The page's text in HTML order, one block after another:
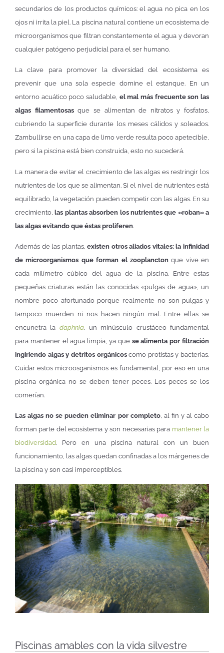
secundarios de los productos químicos: el agua no pica en los
ojos ni irrita la piel. La piscina natural contiene un ecosistema de
microorganismos que filtran constantemente el agua y devoran
cualquier patógeno perjudicial para el ser humano.
La clave para promover la diversidad del ecosistema es
prevenir que una sola especie domine el estanque. En un
entorno acuático poco saludable, el mal más frecuente son las
algas filamentosasque se alimentan de nitratos y fosfatos,
cubriendo la superficie durante los meses cálidos y soleados.
Zambullirse en una capa de limo verde resulta poco apetecible,
pero si la piscina está bien construida, esto no sucederá.
La manera de evitar el crecimiento de las algas es restringir los
nutrientes de los que se alimentan. Si el nivel de nutrientes está
equilibrado, la vegetación pueden competir con las algas. En su
crecimiento,las plantas absorben los nutrientes que «roban» a
las algas evitando que éstas proliferen.
Además de las plantas,existen otros aliados vitales: la infinidad
de microorganismos que forman el zooplanctonque vive en
cada milímetro cúbico del agua de la piscina. Entre estas
pequeñas criaturas están las conocidas «pulgas de agua», un
nombre poco afortunado porque realmente no son pulgas y
tampoco muerden ni nos hacen ningún mal. Entre ellas se
encunetra la daphnia, un minúsculo crustáceo fundamental
para mantener el agua limpia, ya que se alimenta por filtración
ingiriendo algas y detritos orgánicoscomo protistas y bacterias.
Cuidar estos microosganismos es fundamental, por eso en una
piscina orgánica no se deben tener peces. Los peces se los
comerían.
Las algas no se pueden eliminar por completo, al fin y al cabo
forman parte del ecosistema y son necesarias para mantener la
biodiversidad. Pero en una piscina natural con un buen
funcionamiento, las algas quedan confinadas a los márgenes de
la piscina y son casi imperceptibles.
Piscinas amables con la vida silvestre